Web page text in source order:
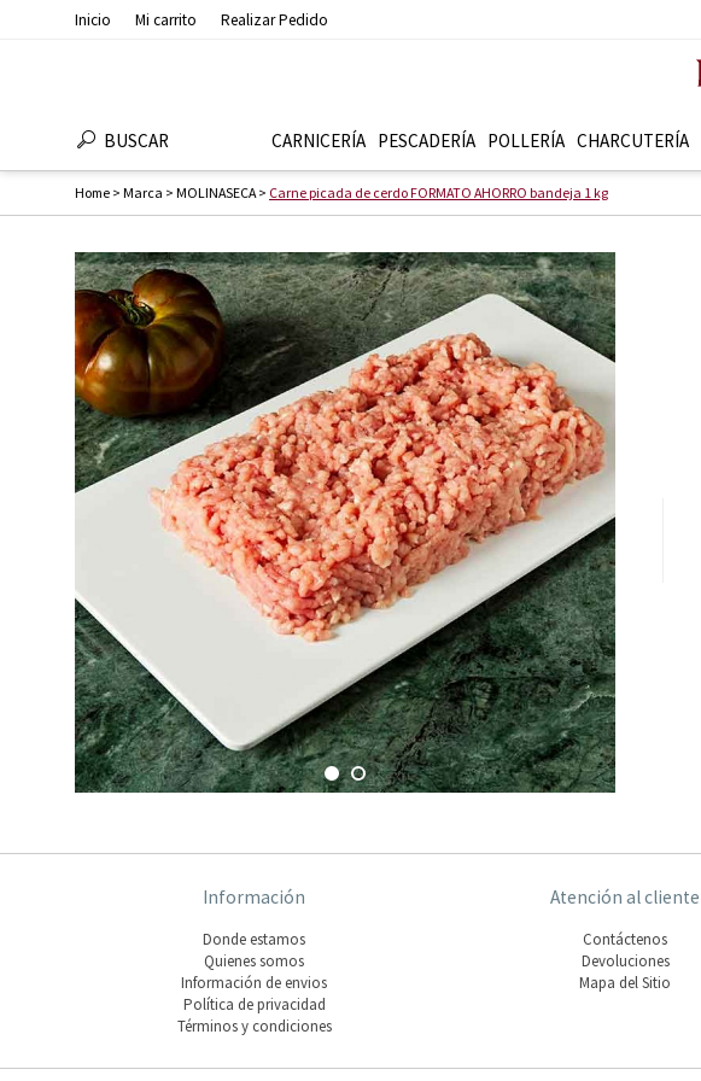
Inicio Mi carrito Realizar Pedido
BUSCAR CARNICERÍA PESCADERÍ­A POLLERÍA CHARCUTERÍ­A
Home > Marca > MOLINASECA > Carne picada de cerdo FORMATO AHORRO bandeja 1 kg
Información
Donde estamos
Quienes somos
Información de envios
Polí­tica de privacidad
Términos y condiciones
Atención al cliente
Contáctenos
Devoluciones
Mapa del Sitio